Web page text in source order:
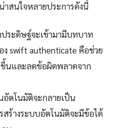
สนใจหลายประการดังนี้
ระดิษฐ์จะเข้ามามีบทบาท
swift authenticate คือช่วย
ขึ้นและลดข้อผิดพลาดจาก
อัตโนมัติจะกลายเป็น
สร้างระบบอัตโนมัติจะมีข้อได้